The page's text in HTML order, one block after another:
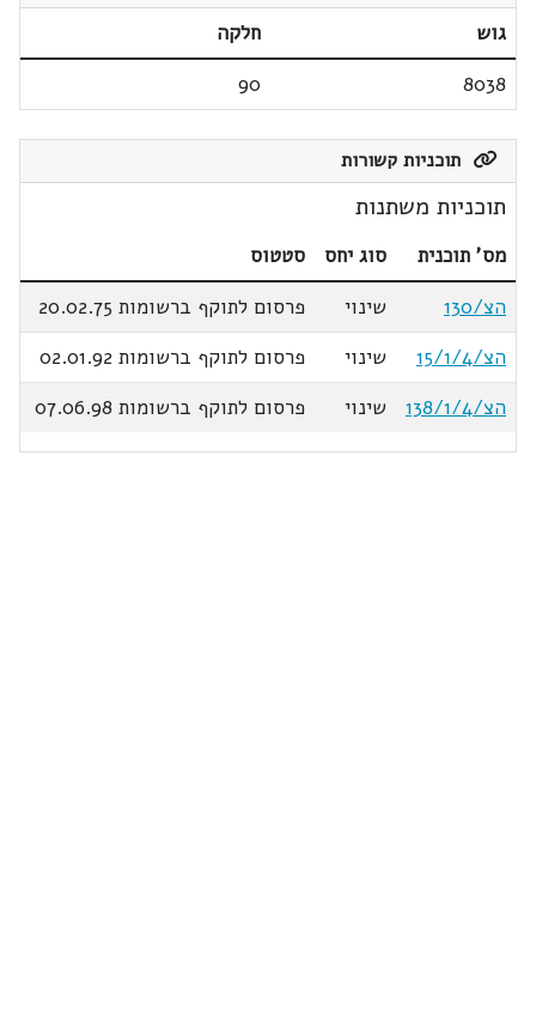
גוש
חלקה
8038
90
תוכניות קשורות
תוכניות משתנות
מס' תוכנית סוג יחס
סטטוס
הצ/130
שינוי
פרסום לתוקף ברשומות 20.02.75
הצ/15/1/4
שינוי
פרסום לתוקף ברשומות 02.01.92
הצ/138/1/4
שינוי פרסום לתוקף ברשומות 07.06.98